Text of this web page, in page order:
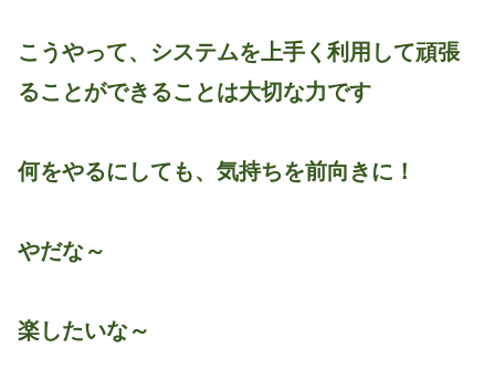
こうやって、システムを上手く利用して頑張
ることができることは大切な力です
何をやるにしても、気持ちを前向きに！
やだな～
楽したいな～